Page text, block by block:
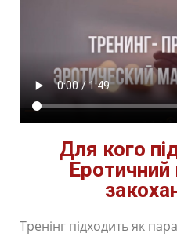
Для кого
Тренінг підходить як